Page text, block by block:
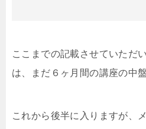
ここまでの記載させていただ
は、まだ６ヶ月間の講座の中盤
これから後半に入りますが、